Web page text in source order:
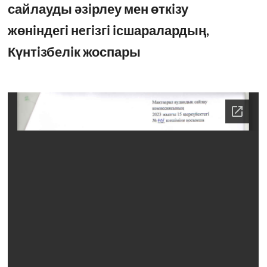
сайлауды әзiрлеу мен өткiзу
жөнiндегi нeгiзгi iс­шаралардың,
Күнтiзбелiк жоспары